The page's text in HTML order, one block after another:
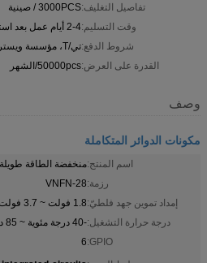
تفاصيل التغليف:3000PCS / صينية
وقت التسليم:2-4 أيام عمل بعد استلام الدفع
شروط الدفع:تي/T، مؤسسة ويسترن يونيون، بأي بال
القدرة على العرض:50000pcs/الشهر
وصف
مكونات الدوائر المتكاملة
اسم المنتج:منخفضة الطاقة
رزمة:28-VNFN
إمداد تموين جهد فلطيّ:1.8 فولت ~ 3.7 فولت
درجة حرارة التشغيل:-40 درجة مئوية ~ 85 درجة مئوية
GPIO:
6